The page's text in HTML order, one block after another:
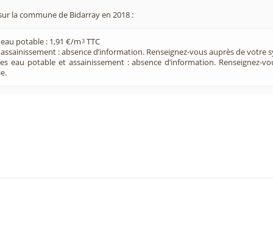
la commune de Bidarray en 2018 :
potable : 1,91 €/m3 TTC
: absence d’information. Renseignez-vous auprès de votre
eau potable et assainissement : absence d’information. Renseignez-